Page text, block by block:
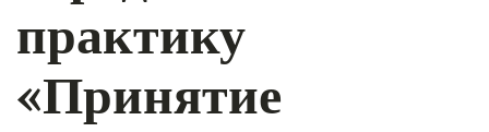
практику
«Принятие